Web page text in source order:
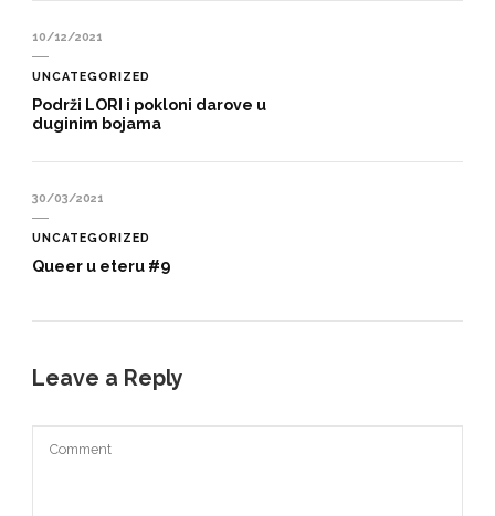
10/12/2021
UNCATEGORIZED
Podrži LORI i pokloni darove u
duginim bojama
30/03/2021
UNCATEGORIZED
Queer u eteru #9
Leave a Reply